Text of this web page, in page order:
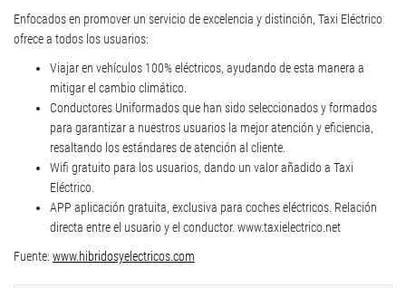
Enfocados en promover un servicio de excelencia y distinción, Taxi Eléctrico
ofrece a todos los usuarios:
Viajar en vehículos 100% eléctricos, ayudando de esta manera a
mitigar el cambio climático.
Conductores Uniformados que han sido seleccionados y formados
para garantizar a nuestros usuarios la mejor atención y eficiencia,
resaltando los estándares de atención al cliente.
Wifi gratuito para los usuarios, dando un valor añadido a Taxi
Eléctrico.
APP aplicación gratuita, exclusiva para coches eléctricos. Relación
directa entre el usuario y el conductor. www.taxielectrico.net
Fuente: www.hibridosyelectricos.com